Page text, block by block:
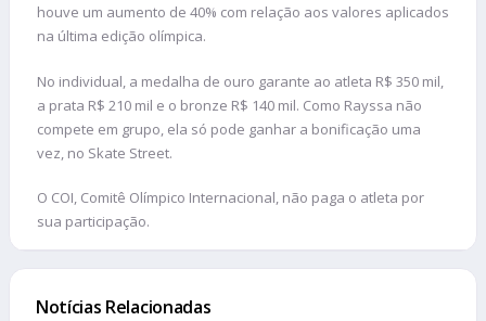
houve um aumento de 40% com relação aos valores aplicados
na última edição olímpica.
No individual, a medalha de ouro garante ao atleta R$ 350 mil,
a prata R$ 210 mil e o bronze R$ 140 mil. Como Rayssa não
compete em grupo, ela só pode ganhar a bonificação uma
vez, no Skate Street.
O COI, Comitê Olímpico Internacional, não paga o atleta por
sua participação.
Notícias Relacionadas